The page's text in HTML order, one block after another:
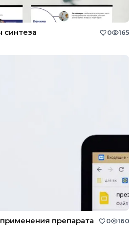
синтеза 0 165
препарата 0 160